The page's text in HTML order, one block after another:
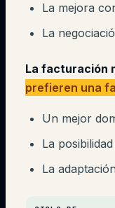
La mejora
La
La facturación
prefieren una
Un mejor
La
La